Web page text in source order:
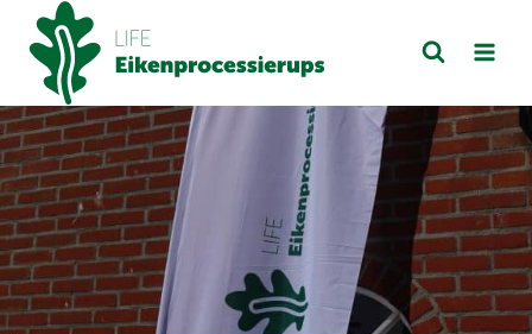
Doorgaan
naar
inhoud